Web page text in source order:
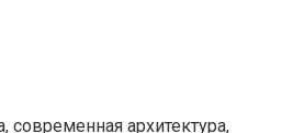
современная архитектура,